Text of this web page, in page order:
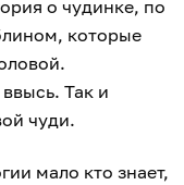
о чудинке, по
которые
Так и
чуди.
мало кто знает,